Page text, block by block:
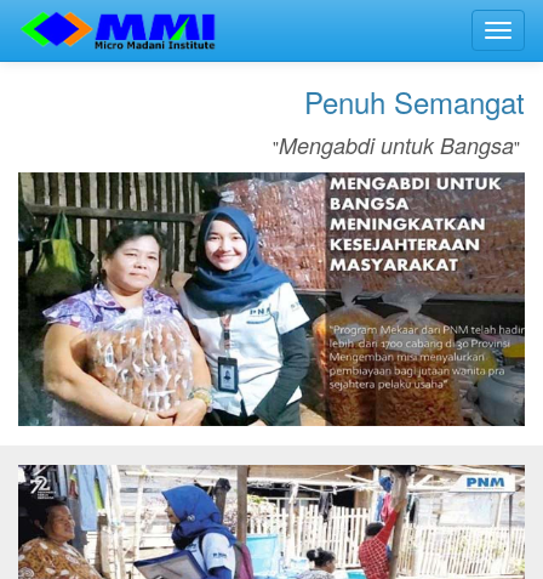
Penuh Semangat
"Mengabdi untuk Bangsa"